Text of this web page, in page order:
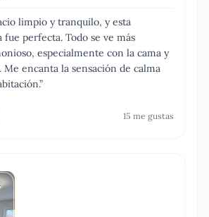
limpio y tranquilo, y esta
fue perfecta. Todo se ve más
especialmente con la cama y
Me encanta la sensación de calma
”
15 me gustas